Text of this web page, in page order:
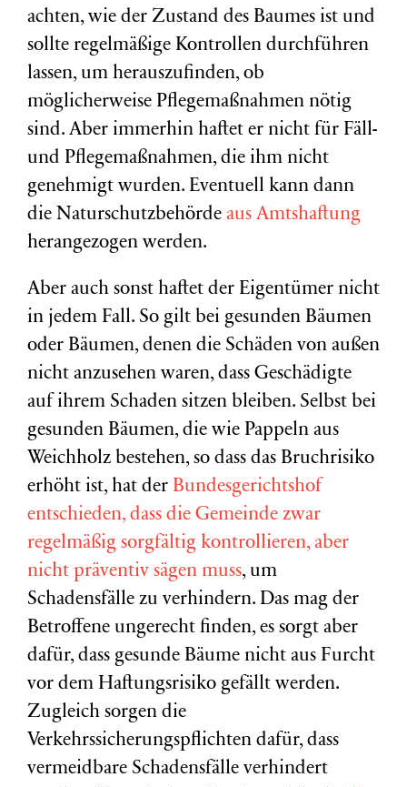
achten, wie der Zustand des Baumes ist und
sollte regelmäßige Kontrollen durchführen
lassen, um herauszufinden, ob
möglicherweise Pflegemaßnahmen nötig
sind. Aber immerhin haftet er nicht für Fäll-
und Pflegemaßnahmen, die ihm nicht
genehmigt wurden. Eventuell kann dann
die Naturschutzbehörde aus Amtshaftung
herangezogen werden.
Aber auch sonst haftet der Eigentümer nicht
in jedem Fall. So gilt bei gesunden Bäumen
oder Bäumen, denen die Schäden von außen
nicht anzusehen waren, dass Geschädigte
auf ihrem Schaden sitzen bleiben. Selbst bei
gesunden Bäumen, die wie Pappeln aus
Weichholz bestehen, so dass das Bruchrisiko
erhöht ist, hat der Bundesgerichtshof
entschieden, dass die Gemeinde zwar
regelmäßig sorgfältig kontrollieren, aber
nicht präventiv sägen muss, um
Schadensfälle zu verhindern. Das mag der
Betroffene ungerecht finden, es sorgt aber
dafür, dass gesunde Bäume nicht aus Furcht
vor dem Haftungsrisiko gefällt werden.
Zugleich sorgen die
Verkehrssicherungspflichten dafür, dass
vermeidbare Schadensfälle verhindert